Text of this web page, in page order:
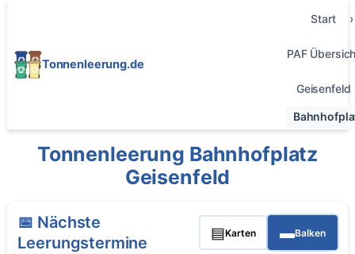
Tonnenleerung.de
Start
PAF
Geisenfeld
Tonnenleerung Bahnhofplatz
Geisenfeld
📅 Nächste
Leerungstermine
▤Karten ▬Balken